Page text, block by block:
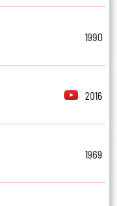
1990
2016
1969